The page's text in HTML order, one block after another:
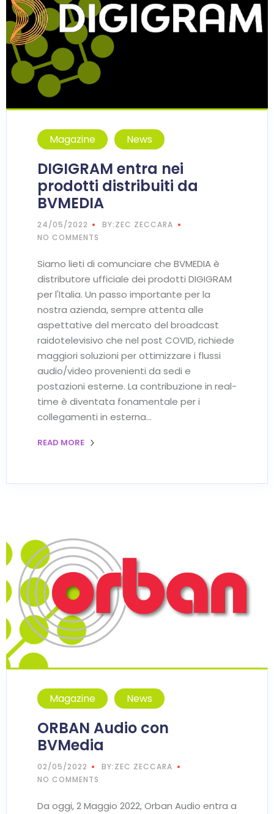
Magazine News
DIGIGRAM entra nei
prodotti distribuiti da
BVMEDIA
24/05/2022
BY:ZEC ZECCARA
NO COMMENTS
Siamo lieti di comunciare che BVMEDIA è
distributore ufficiale dei prodotti DIGIGRAM
per l'Italia. Un passo importante per la
nostra azienda, sempre attenta alle
aspettative del mercato del broadcast
raidotelevisivo che nel post COVID, richiede
maggiori soluzioni per ottimizzare i flussi
audio/video provenienti da sedi e
postazioni esterne. La contribuzione in real-
time è diventata fonamentale per i
collegamenti in esterna…
READ MORE
Magazine News
ORBAN Audio con
BVMedia
02/05/2022
BY:ZEC ZECCARA
NO COMMENTS
Da oggi, 2 Maggio 2022, Orban Audio entra a